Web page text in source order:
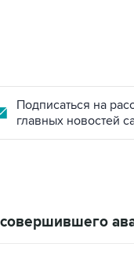
Подписаться на
главных новостей